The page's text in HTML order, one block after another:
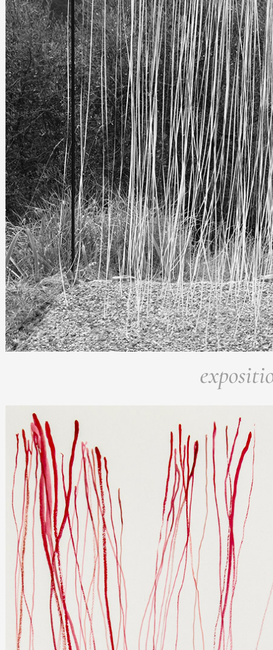
Documentation
Visites d'ateliers
Production vidéo
Formation
Événements
1% œuvres dans
public
Réseau
Artistes
De A à Z
Année par année
Collection vidéos
Candidater